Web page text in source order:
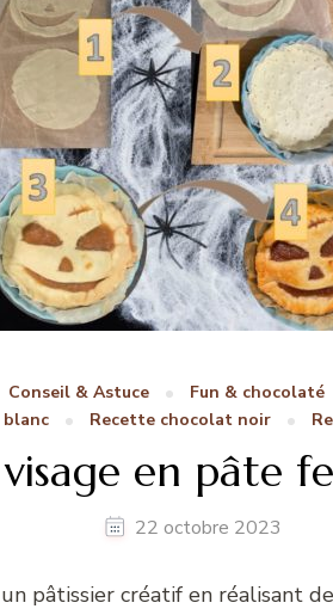
Conseil & Astuce Fun & chocolaté
Recette chocolat noir
en pâte
22 octobre 2023
pâtissier créatif en réalisant